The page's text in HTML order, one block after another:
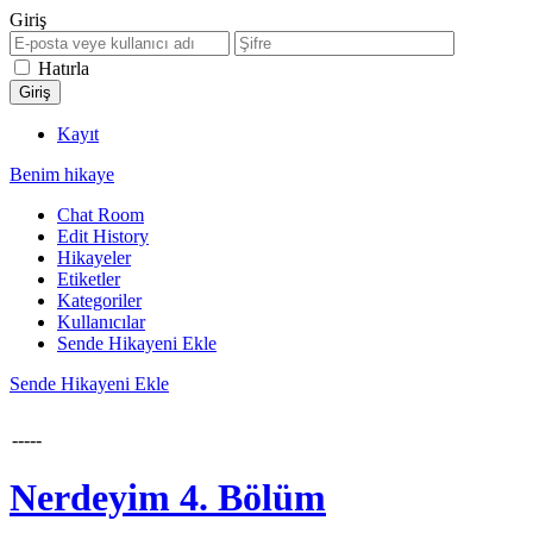
Giriş
Hatırla
Kayıt
Benim hikaye
Chat Room
Edit History
Hikayeler
Etiketler
Kategoriler
Kullanıcılar
Sende Hikayeni Ekle
Sende Hikayeni Ekle
-----
Nerdeyim 4. Bölüm